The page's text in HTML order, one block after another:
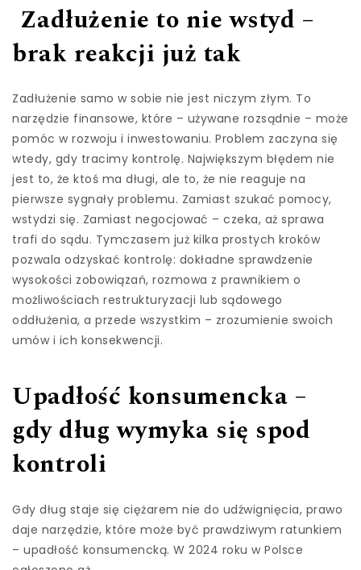
Zadłużenie to nie wstyd –
brak reakcji już tak
Zadłużenie samo w sobie nie jest niczym złym. To
narzędzie finansowe, które – używane rozsądnie – może
pomóc w rozwoju i inwestowaniu. Problem zaczyna się
wtedy, gdy tracimy kontrolę. Największym błędem nie
jest to, że ktoś ma długi, ale to, że nie reaguje na
pierwsze sygnały problemu. Zamiast szukać pomocy,
wstydzi się. Zamiast negocjować – czeka, aż sprawa
trafi do sądu. Tymczasem już kilka prostych kroków
pozwala odzyskać kontrolę: dokładne sprawdzenie
wysokości zobowiązań, rozmowa z prawnikiem o
możliwościach restrukturyzacji lub sądowego
oddłużenia, a przede wszystkim – zrozumienie swoich
umów i ich konsekwencji.
Upadłość konsumencka –
gdy dług wymyka się spod
kontroli
Gdy dług staje się ciężarem nie do udźwignięcia, prawo
daje narzędzie, które może być prawdziwym ratunkiem
– upadłość konsumencką. W 2024 roku w Polsce